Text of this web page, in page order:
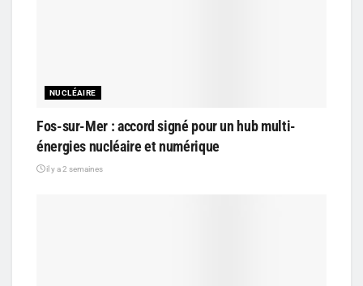
NUCLÉAIRE
Fos-sur-Mer : accord signé pour un hub multi-
énergies nucléaire et numérique
il y a 2 semaines